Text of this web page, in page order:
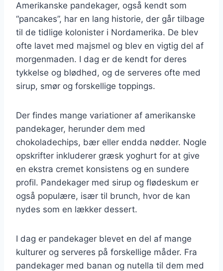
Amerikanske pandekager, også kendt som
“pancakes”, har en lang historie, der går tilbage
til de tidlige kolonister i Nordamerika. De blev
ofte lavet med majsmel og blev en vigtig del af
morgenmaden. I dag er de kendt for deres
tykkelse og blødhed, og de serveres ofte med
sirup, smør og forskellige toppings.
Der findes mange variationer af amerikanske
pandekager, herunder dem med
chokoladechips, bær eller endda nødder. Nogle
opskrifter inkluderer græsk yoghurt for at give
en ekstra cremet konsistens og en sundere
profil. Pandekager med sirup og flødeskum er
også populære, især til brunch, hvor de kan
nydes som en lækker dessert.
I dag er pandekager blevet en del af mange
kulturer og serveres på forskellige måder. Fra
pandekager med banan og nutella til dem med